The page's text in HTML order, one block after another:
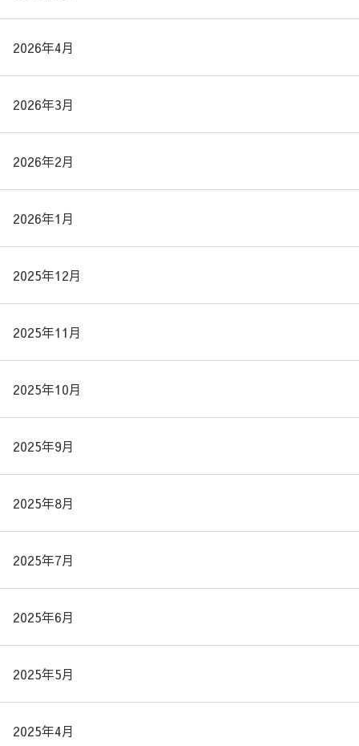
2026年4月
2026年3月
2026年2月
2026年1月
2025年12月
2025年11月
2025年10月
2025年9月
2025年8月
2025年7月
2025年6月
2025年5月
2025年4月